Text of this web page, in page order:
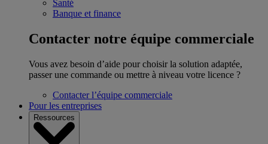
Santé
Banque et finance
Contacter notre équipe commerciale
Vous avez besoin d’aide pour choisir la solution adaptée,
passer une commande ou mettre à niveau votre licence ?
Contacter l’équipe commerciale
Pour les entreprises
Ressources